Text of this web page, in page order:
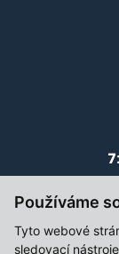
Používáme
Tyto webové
sledovací